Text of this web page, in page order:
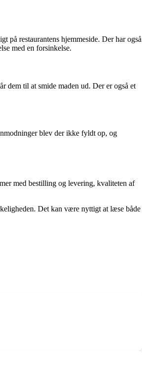
på restaurantens hjemmeside. Der har også
med en forsinkelse.
dem til at smide maden ud. Der er også et
blev der ikke fyldt op, og
med bestilling og levering, kvaliteten af
Det kan være nyttigt at læse både